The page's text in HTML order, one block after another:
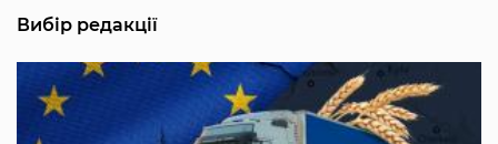
Вибір редакції